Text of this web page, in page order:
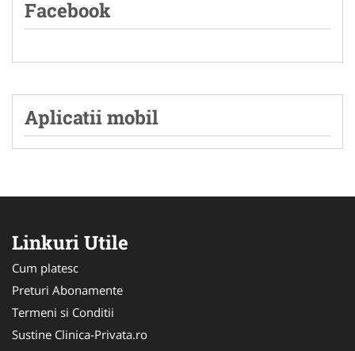
Facebook
Aplicatii mobil
Linkuri Utile
Cum platesc
Preturi Abonamente
Termeni si Conditii
Sustine Clinica-Privata.ro